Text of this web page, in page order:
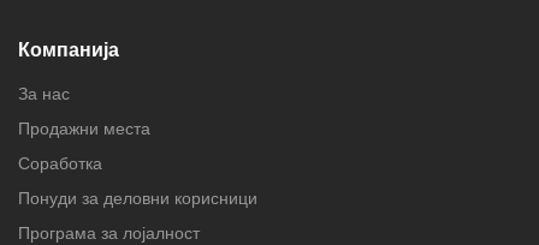
Компанија
За нас
Продажни места
Соработка
Понуди за деловни корисници
Програма за лојалност